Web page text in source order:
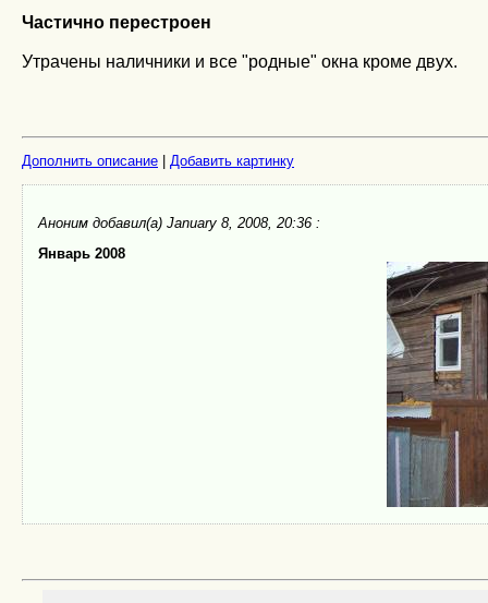
Частично перестроен
Утрачены наличники и все "родные" окна кроме двух.
Дополнить описание Добавить картинку
Аноним добавил(а) January 8, 2008, 20:36 :
Январь 2008